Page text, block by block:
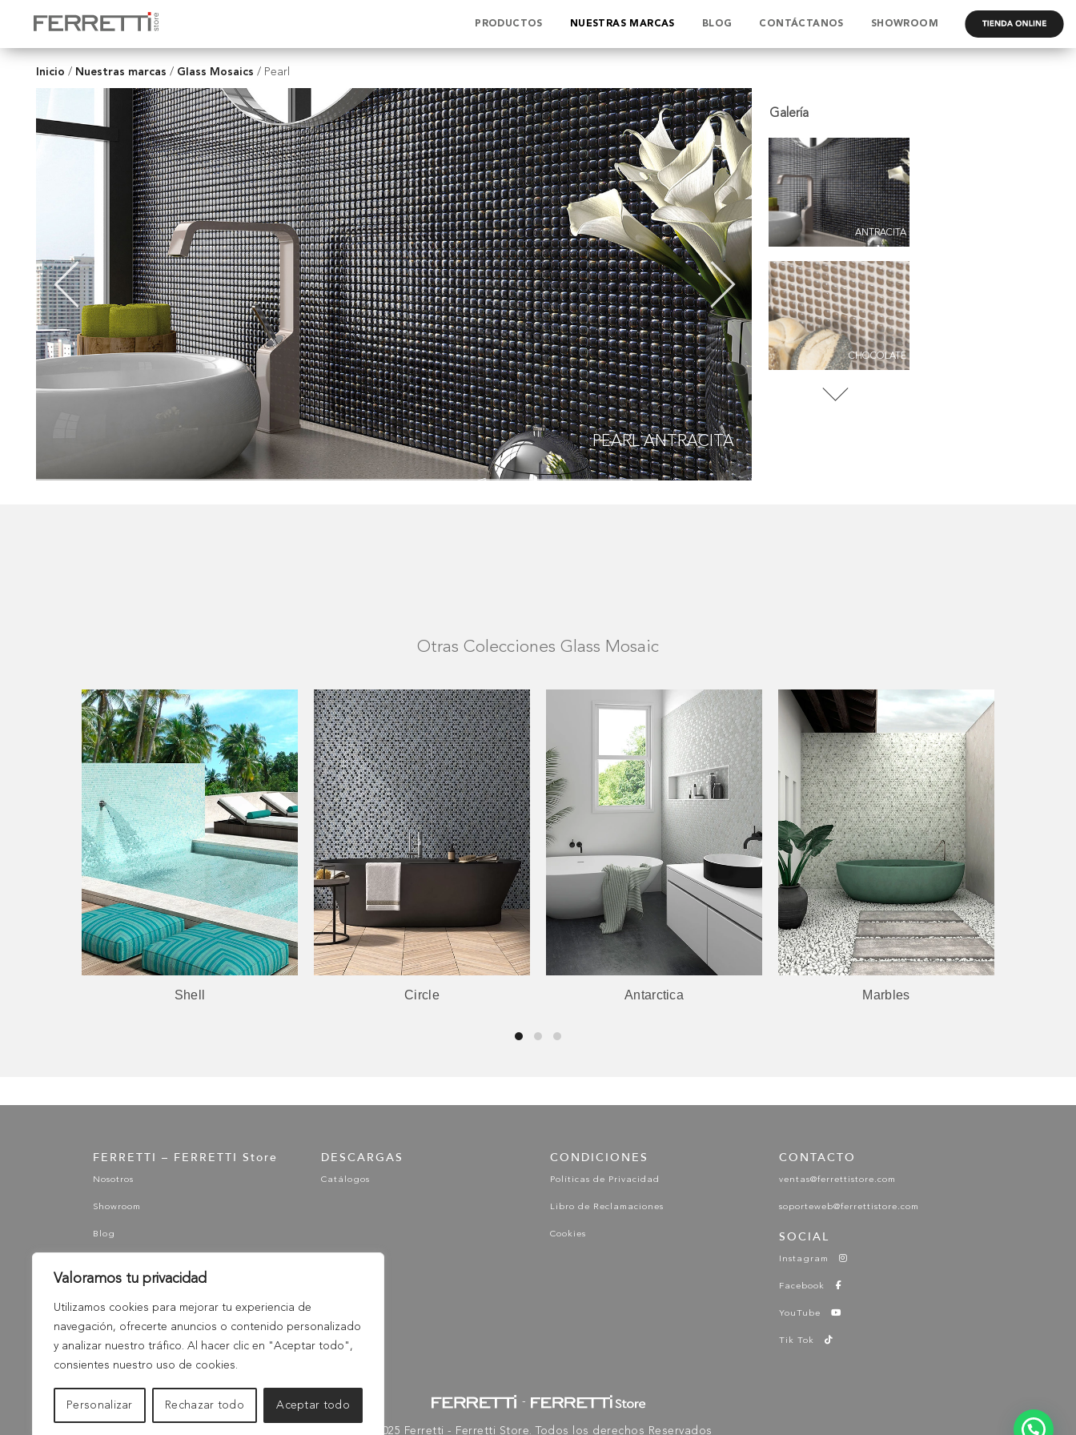
Valoramos tu privacidad
Utilizamos cookies para mejorar tu experiencia de
navegación, ofrecerte anuncios o contenido personalizado
y analizar nuestro tráfico. Al hacer clic en "Aceptar todo",
consientes nuestro uso de cookies.
Personalizar Rechazar todo Aceptar todo
PRODUCTOS NUESTRAS MARCAS BLOG CONTÁCTANOS SHOWROOM .
Inicio / Nuestras marcas / Glass Mosaics / Pearl
PEARLCHOCOLATE
ANTRACITA
CHOCOLATE
GRIS
LUMINISCENTE
Otras Colecciones Glass Mosaic
Shell Circle Antarctica Marbles
FERRETTI – FERRETTI Store
Nosotros
Showroom
Blog
DESCARGAS
Catálogos
CONDICIONES
Políticas de Privacidad
Libro de Reclamaciones
Cookies
CONTACTO
ventas@ferrettistore.com
soporteweb@ferrettistore.com
SOCIAL
Instagram
Facebook
YouTube
Tik Tok
-
© 2025 Ferretti - Ferretti Store. Todos los derechos Reservados